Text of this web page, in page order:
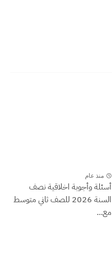
منذ عام
أسئلة وأجوبة اخلاقية نصف
السنة 2026 للصف ثاني متوسط
مع...